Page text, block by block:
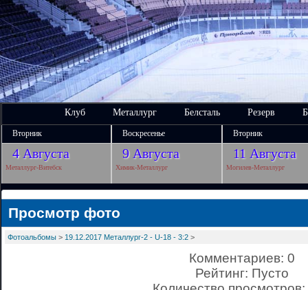
Клуб Металлург Белсталь Резерв
Вторник Воскресенье Вторник
4 Августа 9 Августа 11 Августа
Металлург-Витебск Химик-Металлург Могилев-Металлург
Просмотр фото
Фотоальбомы > 19.12.2017 Металлург-2 - U-18 - 3:2 >
Комментариев: 0
Рейтинг: Пусто